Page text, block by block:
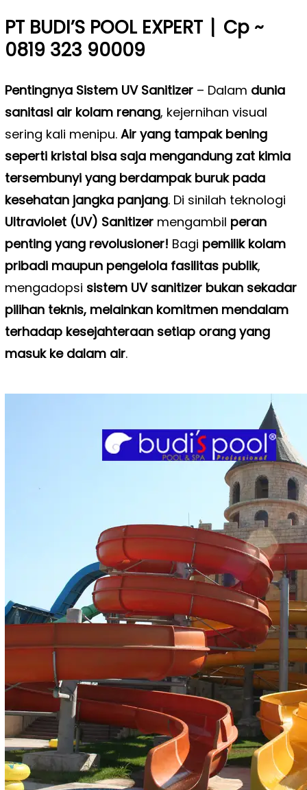
PT BUDI’S POOL EXPERT| Cp ~
0819 323 90009
Pentingnya Sistem UV Sanitizer – Dalam dunia
sanitasi air kolam renang, kejernihan visual
sering kali menipu. Air yang tampak bening
seperti kristal bisa saja mengandung zat kimia
tersembunyi yang berdampak buruk pada
kesehatan jangka panjang. Di sinilah teknologi
Ultraviolet (UV) Sanitizermengambil peran
penting yang revolusioner! Bagi pemilik kolam
pribadi maupun pengelola fasilitas publik,
mengadopsi sistem UV sanitizer bukan sekadar
pilihan teknis, melainkan komitmen mendalam
terhadap kesejahteraan setiap orang yang
masuk ke dalam air.